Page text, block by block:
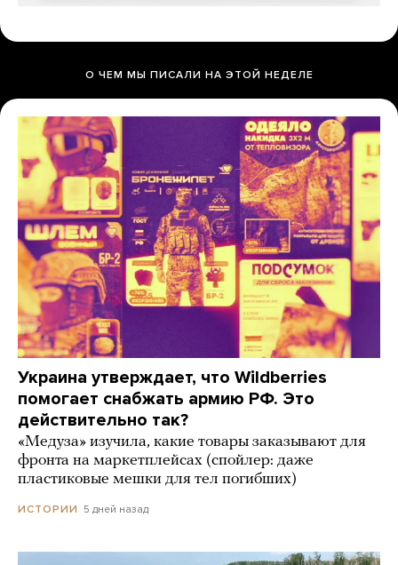
О ЧЕМ МЫ ПИСАЛИ НА ЭТОЙ НЕДЕЛЕ
Украина утверждает, что Wildberries
помогает снабжать армию РФ. Это
действительно так?
«Медуза» изучила, какие товары заказывают для
фронта на маркетплейсах (спойлер: даже
пластиковые мешки для тел погибших)
ИСТОРИИ 5 дней назад